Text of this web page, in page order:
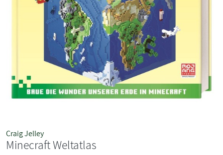
Craig Jelley
Minecraft Weltatlas